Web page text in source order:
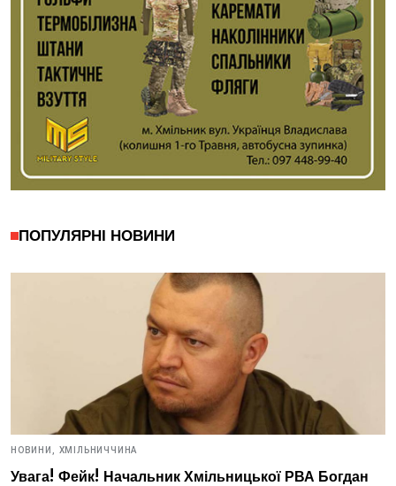
ПОПУЛЯРНІ НОВИНИ
НОВИНИ, ХМІЛЬНИЧЧИНА
Увага! Фейк! Начальник Хмільницької РВА Богдан